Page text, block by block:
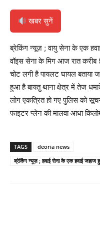
खबर सुनें
ब्रेकिंग न्यूज़ ; वायु सेना के एक
वॉइस सेना के मिग आज रात
चोट लगी है पायलट घायल बताया
हुआ है बायतु थाना क्षेत्र में तेज
लोग एकत्रित हो गए पुलिस को
फाइटर प्लेन की मालवा आधा
TAGS
deoria news
ब्रेकिंग न्यूज़ ; हवाई सेना के एक हवाई जहाज